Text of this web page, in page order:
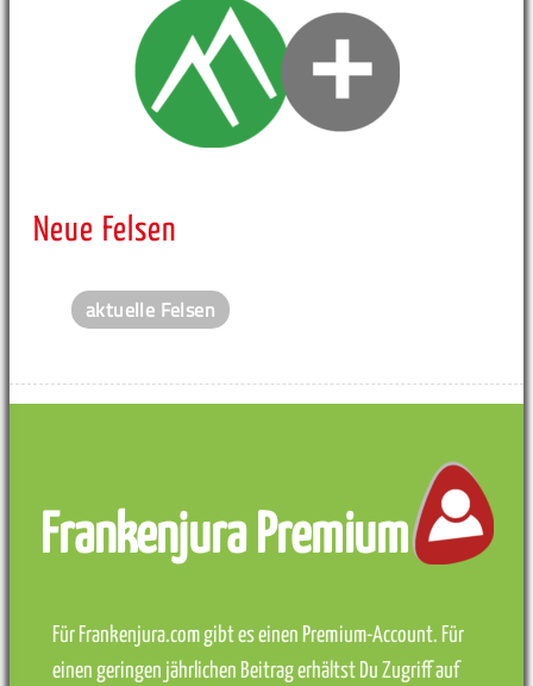
Neue Felsen
aktuelle Felsen
Frankenjura Premium
Für Frankenjura.com gibt es einen Premium-Account. Für
einen geringen jährlichen Beitrag erhältst Du Zugriff auf